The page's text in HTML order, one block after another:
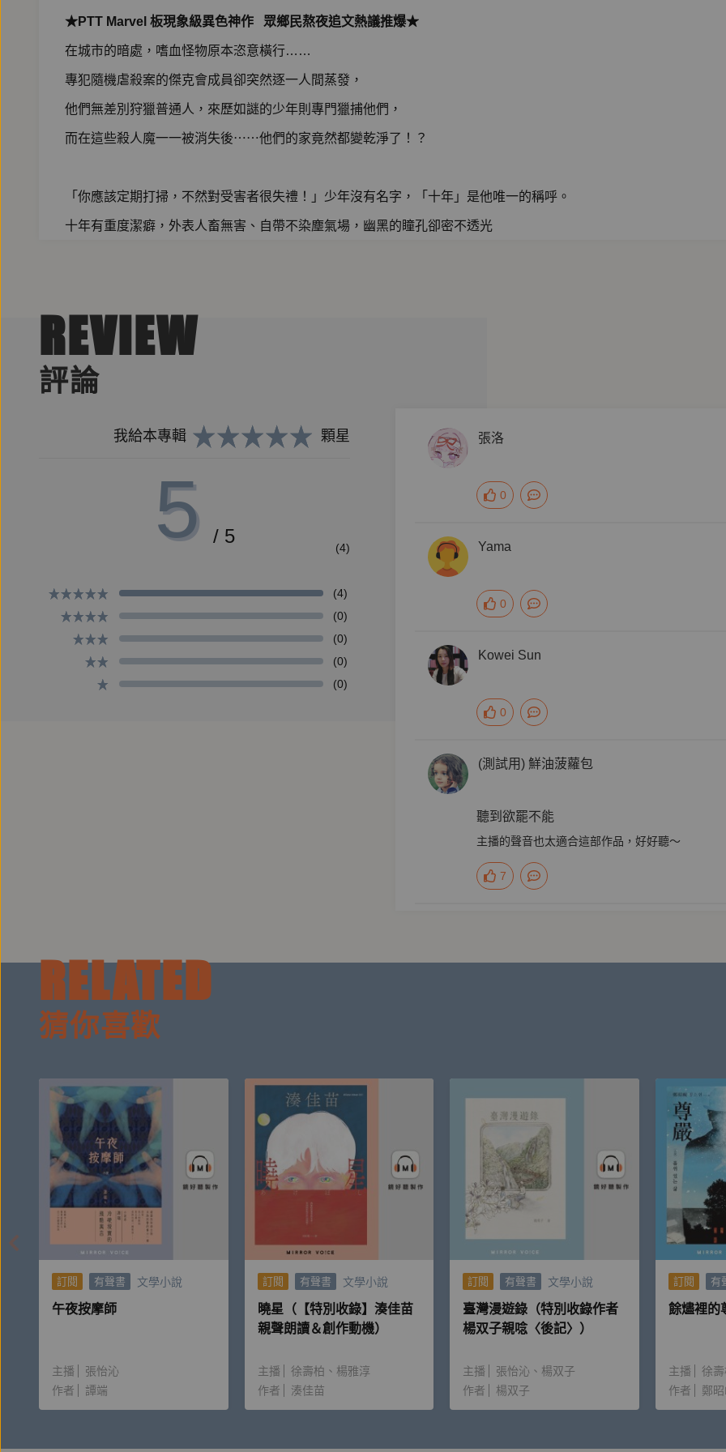
★PTT Marvel 板現象級異色神作 眾鄉民熬夜追文熱議推爆★
在城市的暗處，嗜血怪物原本恣意橫行……
專犯隨機虐殺案的傑克會成員卻突然逐一人間蒸發，
他們無差別狩獵普通人，來歷如謎的少年則專門獵捕他們，
而在這些殺人魔一一被消失後⋯⋯他們的家竟然都變乾淨了！？
「你應該定期打掃，不然對受害者很失禮！」少年沒有名字，「十年」是他唯一的稱呼。
十年有重度潔癖，外表人畜無害、自帶不染塵氣場，幽黑的瞳孔卻密不透光
但記憶中的斷裂，始終如噩夢般糾纏著十年。
一次行動的失誤，意外鑿開了記憶厚牆，
「那天」的片段一幕幕猛然襲來：黑暗的小房間、扭動的軀體、血染的床……
──多年來如影隨形的痛楚，難道都只是身為凶手的妄想？
▲注意！與怪物戰鬥的人，應當小心自己不要成為怪物……
★ PTT 橫空出世異色神作，連載篇篇推爆，板眾熬夜追文，小說標題一度強勢攻佔Marvel板板標
★ 鏡文學高人氣系列作之首部曲，系列三部曲總點閱率破18萬
作者簡介
在鏡文學平台上坐擁「作品點擊率最高、追蹤人數最多」之王位。
REVIEW
評論
我給本專輯 顆星
5 / 5
(4)
(4)
(0)
(0)
(0)
(0)
張洛
0
Yama
0
Kowei Sun
0
(測試用) 鮮油菠蘿包
聽到欲罷不能
主播的聲音也太適合這部作品，好好聽～
7
RELATED
猜你喜歡
訂閱 有聲書 文學小說
午夜按摩師
主播
張怡沁
作者
譚端
訂閱 有聲書 文學小說
曉星（【特別收錄】湊佳苗
親聲朗讀＆創作動機）
主播 徐壽柏
楊雅淳
作者
湊佳苗
訂閱 有聲書 文學小說
臺灣漫遊錄（特別收錄作者
楊双子親唸〈後記〉）
主播 張怡沁
楊双子
作者
楊双子
訂閱 有
餘燼裡的
主播 徐壽
作者
鄭